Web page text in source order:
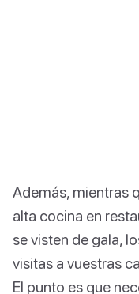
Además, mientras
alta cocina en
se visten de gala,
visitas a vuestras
El punto es que